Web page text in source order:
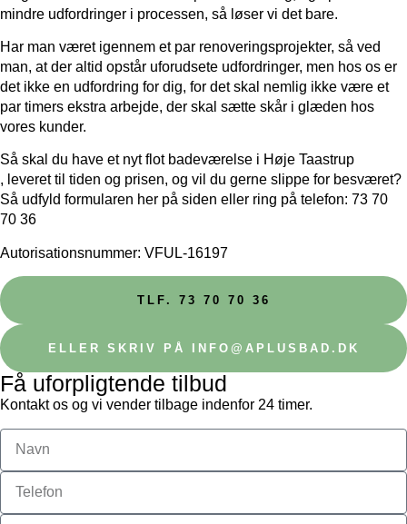
mindre udfordringer i processen, så løser vi det bare.
Har man været igennem et par renoveringsprojekter, så ved
man, at der altid opstår uforudsete udfordringer, men hos os er
det ikke en udfordring for dig, for det skal nemlig ikke være et
par timers ekstra arbejde, der skal sætte skår i glæden hos
vores kunder.
Så skal du have et nyt flot badeværelse i Høje Taastrup
, leveret til tiden og prisen, og vil du gerne slippe for besværet?
Så udfyld formularen her på siden eller ring på telefon: 73 70
70 36
Autorisationsnummer: VFUL-16197
TLF. 73 70 70 36
ELLER SKRIV PÅ INFO@APLUSBAD.DK
Få uforpligtende tilbud
Kontakt os og vi vender tilbage indenfor 24 timer.